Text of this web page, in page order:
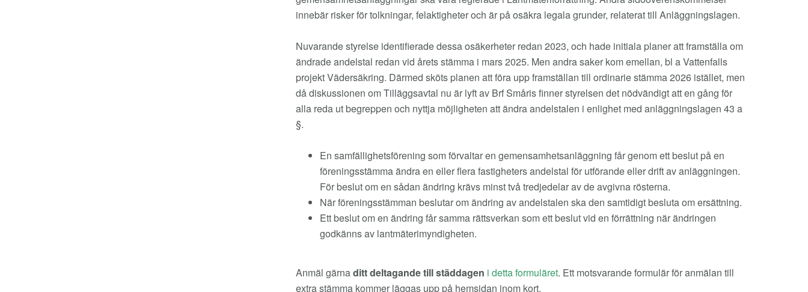
innebär risker för tolkningar, felaktigheter och är på osäkra legala grunder, relaterat till Anläggningslagen.
Nuvarande styrelse identifierade dessa osäkerheter redan 2023, och hade initiala planer att framställa om
ändrade andelstal redan vid årets stämma i mars 2025. Men andra saker kom emellan, bl a Vattenfalls
projekt Vädersäkring. Därmed sköts planen att föra upp framställan till ordinarie stämma 2026 istället, men
då diskussionen om Tilläggsavtal nu är lyft av Brf Småris finner styrelsen det nödvändigt att en gång för
alla reda ut begreppen och nyttja möjligheten att ändra andelstalen i enlighet med anläggningslagen 43 a
§.
En samfällighetsförening som förvaltar en gemensamhetsanläggning får genom ett beslut på en
föreningsstämma ändra en eller flera fastigheters andelstal för utförande eller drift av anläggningen.
För beslut om en sådan ändring krävs minst två tredjedelar av de avgivna rösterna.
När föreningsstämman beslutar om ändring av andelstalen ska den samtidigt besluta om ersättning.
Ett beslut om en ändring får samma rättsverkan som ett beslut vid en förrättning när ändringen
godkänns av lantmäterimyndigheten.
Anmäl gärnaditt deltagande till städdagen i detta formuläret. Ett motsvarande formulär för anmälan till
extra stämma kommer läggas upp på hemsidan inom kort.